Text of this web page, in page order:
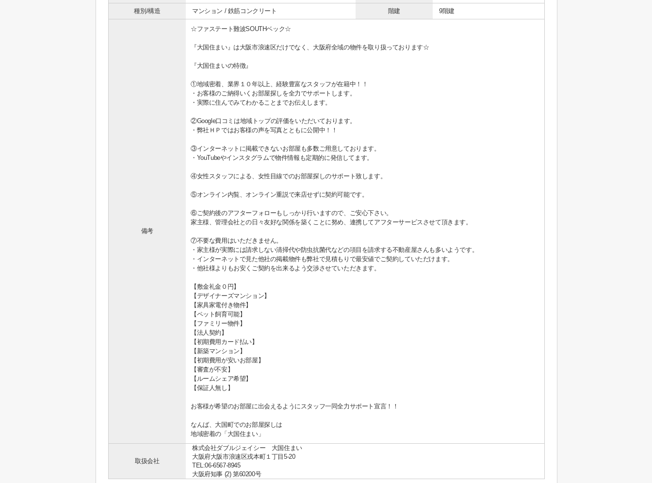
種別/構造 マンション / 鉄筋コンクリート 階建 9階建
備考
☆ファステート難波SOUTHベック☆
『大国住まい』は大阪市浪速区だけでなく、大阪府全域の物件を取り扱っております☆
『大国住まいの特徴』
①地域密着、業界１０年以上、経験豊富なスタッフが在籍中！！
・お客様のご納得いくお部屋探しを全力でサポートします。
・実際に住んでみてわかることまでお伝えします。
②Google口コミは地域トップの評価をいただいております。
・弊社ＨＰではお客様の声を写真とともに公開中！！
③インターネットに掲載できないお部屋も多数ご用意しております。
・YouTubeやインスタグラムで物件情報も定期的に発信してます。
④女性スタッフによる、女性目線でのお部屋探しのサポート致します。
⑤オンライン内覧、オンライン重説で来店せずに契約可能です。
⑥ご契約後のアフターフォローもしっかり行いますので、ご安心下さい。
家主様、管理会社との日々友好な関係を築くことに努め、連携してアフターサービスさせて頂きます。
⑦不要な費用はいただきません。
・家主様が実際には請求しない清掃代や防虫抗菌代などの項目を請求する不動産屋さんも多いようです。
・インターネットで見た他社の掲載物件も弊社で見積もりで最安値でご契約していただけます。
・他社様よりもお安くご契約を出来るよう交渉させていただきます。
【敷金礼金０円】
【デザイナーズマンション】
【家具家電付き物件】
【ペット飼育可能】
【ファミリー物件】
【法人契約】
【初期費用カード払い】
【新築マンション】
【初期費用が安いお部屋】
【審査が不安】
【ルームシェア希望】
【保証人無し】
お客様が希望のお部屋に出会えるようにスタッフ一同全力サポート宣言！！
なんば、大国町でのお部屋探しは
地域密着の「大国住まい」
取扱会社
株式会社ダブルジェイシー 大国住まい
大阪府大阪市浪速区戎本町１丁目5-20
TEL:06-6567-8945
大阪府知事 (2) 第60200号